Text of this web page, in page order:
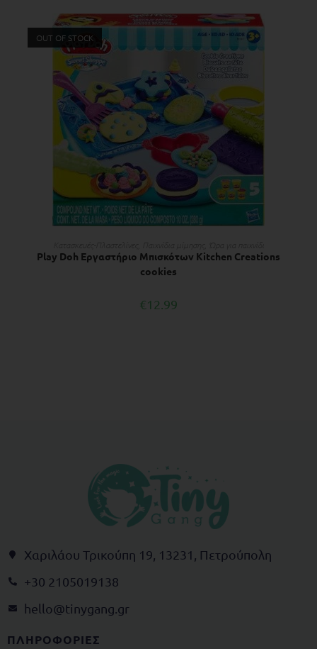
OUT OF STOCK
Play Doh Εργαστήριο Μπισκότων Kitchen Creations
cookies
€12.99
Χαριλάου Τρικούπη 19, 13231, Πετρούπολη
+30 2105019138
rg.gnagynit
@olleh
ΠΛΗΡΟΦΟΡΙΕΣ